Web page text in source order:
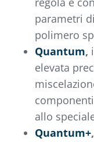
parametri
polimero
Quantum,
elevata
allo
Quantum+,